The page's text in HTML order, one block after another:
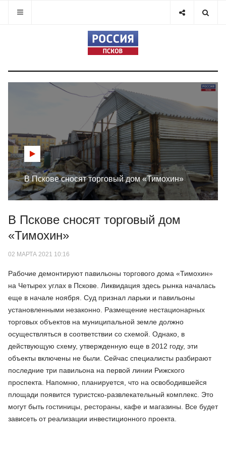
В Пскове сносят торговый дом «Тимохин»
В Пскове сносят торговый дом
«Тимохин»
02 МАРТА 2021 10:16
Рабочие демонтируют павильоны торгового дома «Тимохин»
на Четырех углах в Пскове. Ликвидация здесь рынка началась
еще в начале ноября. Суд признал ларьки и павильоны
установленными незаконно. Размещение нестационарных
торговых объектов на муниципальной земле должно
осуществляться в соответствии со схемой. Однако, в
действующую схему, утвержденную еще в 2012 году, эти
объекты включены не были. Сейчас специалисты разбирают
последние три павильона на первой линии Рижского
проспекта. Напомню, планируется, что на освободившейся
площади появится туристско-развлекательный комплекс. Это
могут быть гостиницы, рестораны, кафе и магазины. Все будет
зависеть от реализации инвестиционного проекта.